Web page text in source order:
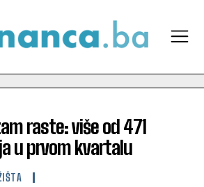
raste: više od 471
u prvom kvartalu